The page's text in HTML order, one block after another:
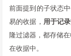
前面提到的子状态
易的收据， 用于记
隆过滤器，都存储
在收据中。